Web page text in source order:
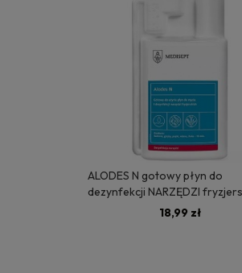
ALODES N gotowy płyn do
dezynfekcji NARZĘDZI
litr - MEDISEPT18,99 zł